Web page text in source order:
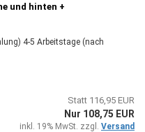
und hinten +
4-5 Arbeitstage (nach
Statt 116,95 EUR
Nur 108,75 EUR
inkl. 19% MwSt. zzgl. Versand